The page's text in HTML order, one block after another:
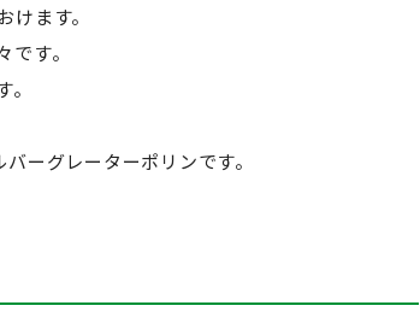
ます。
す。
ーグレーターポリンです。